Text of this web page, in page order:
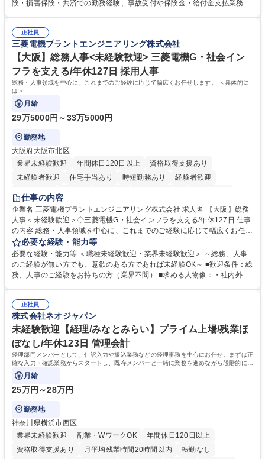
指定する業務 募集職種 横浜市【共済金支払事務】金融保険業界経験歓迎/
各種手当充実/転勤無
険・損害保険・共済での勤務経験、事故受付や保険金・給付金支払業務経
務へのキャリアチェンジ希望者も大歓迎です！ 学歴・資格 学歴：大学院
大学 高専 短大 専修学校 高校 語学力： 資格：
正社員
三菱電機プラントエンジニアリング株式会社
【大阪】総務人事<未経験歓迎> 三菱電機G・社会イン
フラを支える/年休127日 採用人事
総務・人事領域を中心に、これまでのご経験に応じて幅広くお任せします。 ＜具体的に
は＞
月給
29万5000円～33万5000円
勤務地
大阪府大阪市北区
業界未経験歓迎
年間休日120日以上
資格取得支援あり
未経験者歓迎
住宅手当あり 時短勤務あり
経験者歓迎
退職金あり
駅近5分以内
土日祝休み 服装自由 寮・社宅あり 食事補助あり
仕事の内容
企業名 三菱電機プラントエンジニアリング株式会社 求人名 【大阪】総務
人事＜未経験歓迎＞◇三菱電機G・社会インフラを支える/年休127日 仕事
の内容 総務・人事領域を中心に、これまでのご経験に応じて幅広くお任せ
します。 ＜具体的には＞ ・総務/人事労務（給与・社保・勤怠管理など）
・採用・教育研修 ・福利厚生運用 など ※基本的には事務所勤務ですが、
採用や教育等の業務内容により、関西圏以外への日帰り・宿泊を伴う国内
出張もございます。 ※担当業務を持ちつつ、お互いに助け合いながら、総
必要な経験・能力等
必要な経験・能力等 ＜職種未経験歓迎・業界未経験歓迎＞ ～総務、人事
のご経験が無い方でも、意欲のある方であれば未経験OK～ ■歓迎条件：総
務、人事のご経験をお持ちの方（業界不問） ■求める人物像：・社内外の
正社員
株式会社ネオジャパン
未経験歓迎【経理/みなとみらい】プライム上場/残業ほ
ぼなし/年休123日 管理会計
経理部門メンバーとして、仕訳入力や振込業務などの経理事務を中心にお任せ。まずは正
確な入力・確認業務からスタートし、既存メンバーと一緒に業務を進めながら段階的に経
理知識を身につけていただきます。
月給
25万円～28万円
勤務地
神奈川県横浜市西区
業界未経験歓迎
副業・WワークOK
年間休日120日以上
資格取得支援あり
月平均残業時間20時間以内
転勤なし